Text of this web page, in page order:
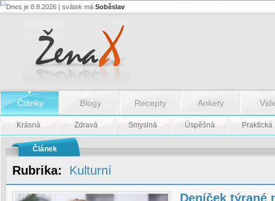
Deníček
matky:
přežít
neděli
Dnes je 8.8.2026 | svátek má Soběslav
Články Blogy Recepty Ankety
Krásná Zdravá Smyslná Úspěšná Praktická
Článek
Rubrika: Kulturní
Deníček týrané